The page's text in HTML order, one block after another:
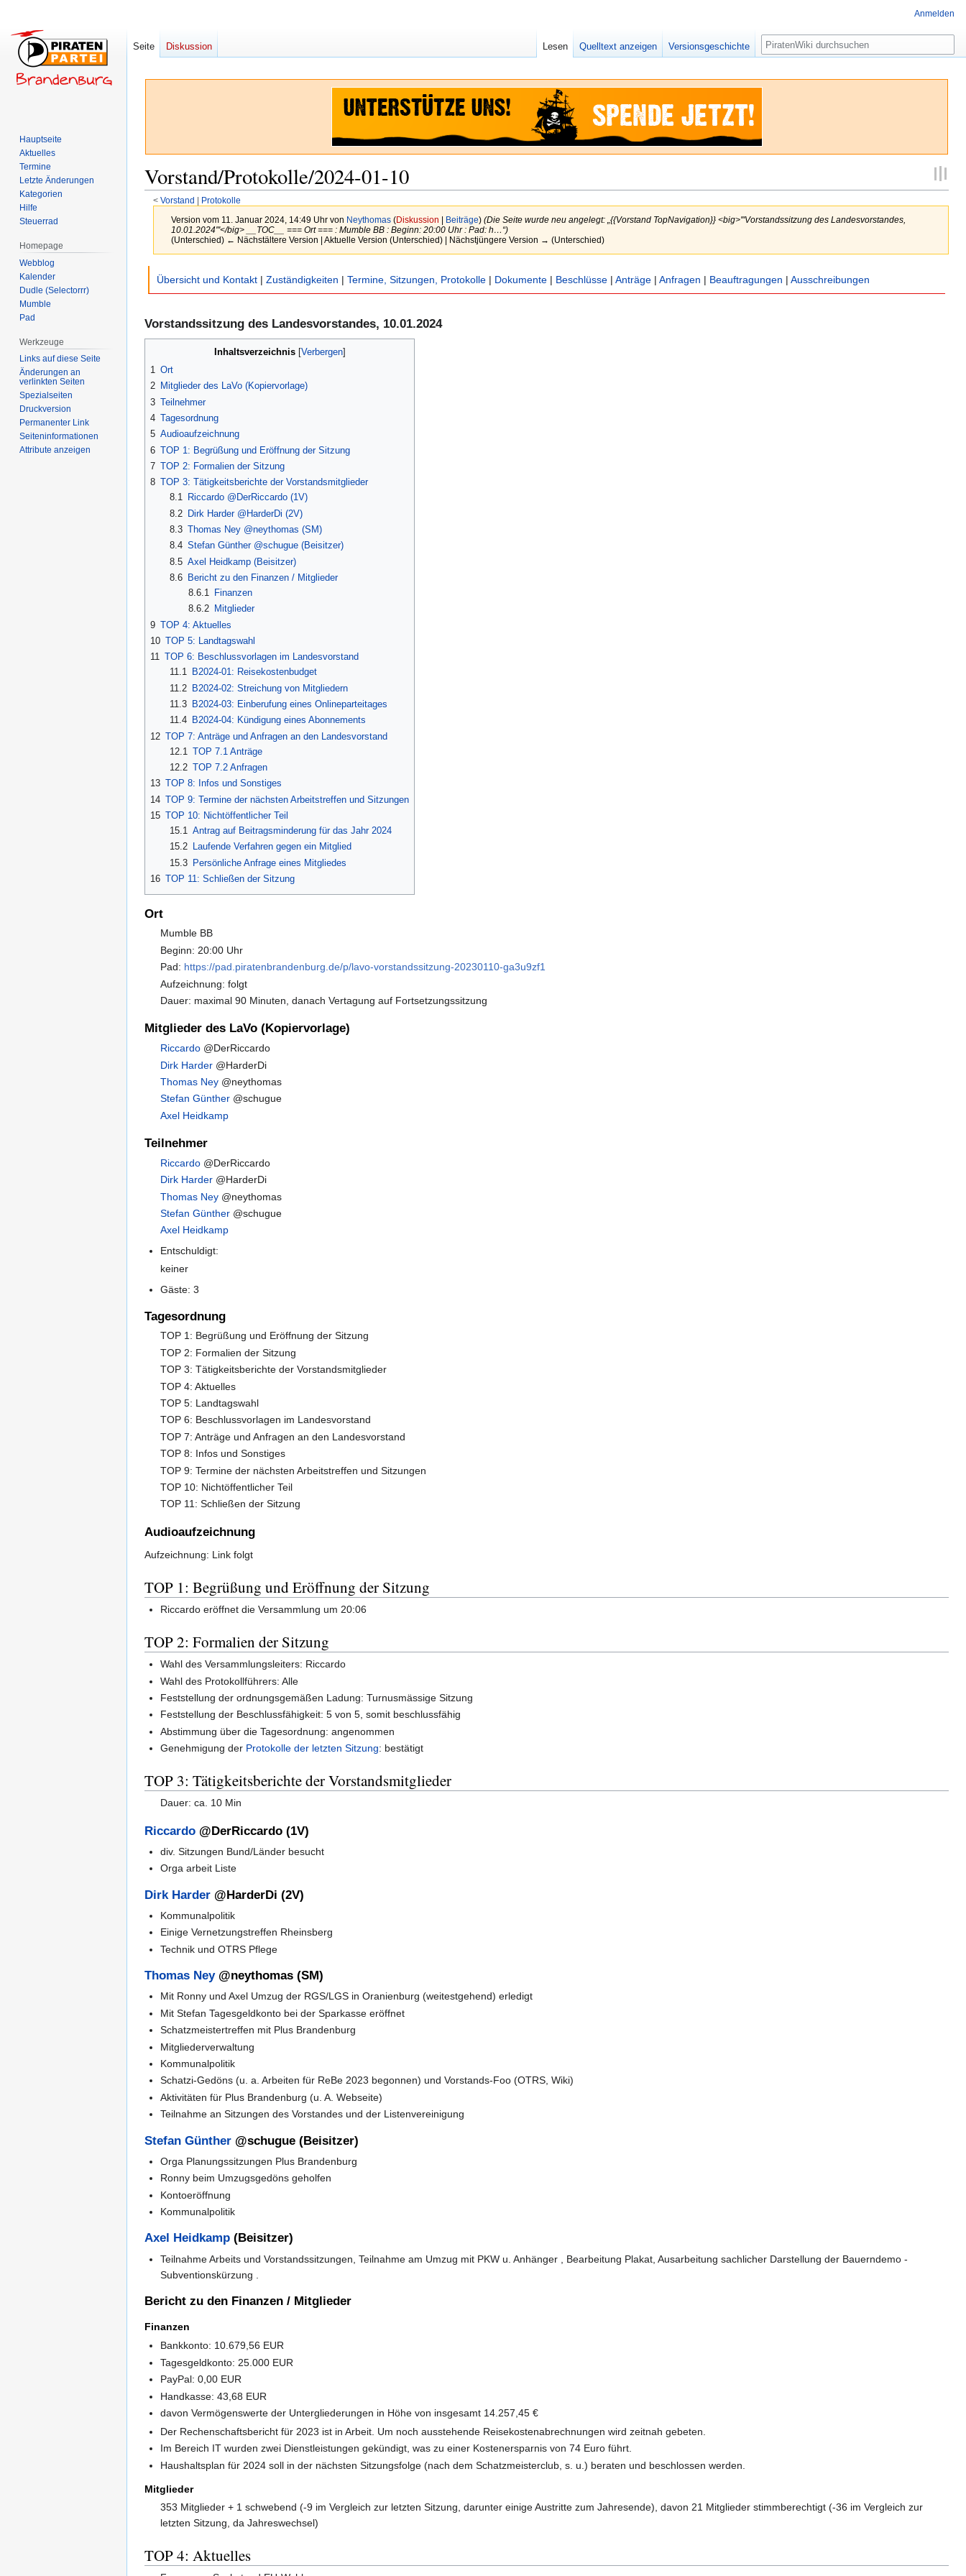
Vorstand/Protokolle/2024-01-10
< Vorstand ‎ | Protokolle
Version vom 11. Januar 2024, 14:49 Uhr von Neythomas (Diskussion | Beiträge) (Die Seite wurde neu angelegt: „{{Vorstand TopNavigation}} <big>'''Vorstandssitzung des Landesvorstandes,
10.01.2024'''</big> __TOC__ === Ort === : Mumble BB : Beginn: 20:00 Uhr : Pad: h…“)
(Unterschied) ← Nächstältere Version | Aktuelle Version (Unterschied) | Nächstjüngere Version → (Unterschied)
Zur
Zur
Übersicht und Kontakt | Zuständigkeiten | Termine, Sitzungen, Protokolle | Dokumente | Beschlüsse | Anträge | Anfragen | Beauftragungen | Ausschreibungen
Vorstandssitzung des Landesvorstandes, 10.01.2024
Inhaltsverzeichnis
1 Ort
2 Mitglieder des LaVo (Kopiervorlage)
3 Teilnehmer
4 Tagesordnung
5 Audioaufzeichnung
6 TOP 1: Begrüßung und Eröffnung der Sitzung
7 TOP 2: Formalien der Sitzung
8 TOP 3: Tätigkeitsberichte der Vorstandsmitglieder
8.1
Riccardo @DerRiccardo (1V)
8.2
Dirk Harder @HarderDi (2V)
8.3 Thomas Ney @neythomas (SM)
8.4 Stefan Günther @schugue (Beisitzer)
8.5 Axel Heidkamp (Beisitzer)
8.6
Bericht zu den Finanzen / Mitglieder
8.6.1 Finanzen
8.6.2 Mitglieder
9 TOP 4: Aktuelles
10 TOP 5: Landtagswahl
11 TOP 6: Beschlussvorlagen im Landesvorstand
11.1
B2024-01: Reisekostenbudget
11.2 B2024-02: Streichung von Mitgliedern
11.3
B2024-03: Einberufung eines Onlineparteitages
11.4
B2024-04: Kündigung eines Abonnements
12 TOP 7: Anträge und Anfragen an den Landesvorstand
12.1 TOP 7.1 Anträge
12.2 TOP 7.2 Anfragen
13 TOP 8: Infos und Sonstiges
14 TOP 9: Termine der nächsten Arbeitstreffen und Sitzungen
15 TOP 10: Nichtöffentlicher Teil
15.1 Antrag auf Beitragsminderung für das Jahr 2024
15.2
Laufende Verfahren gegen ein Mitglied
15.3 Persönliche Anfrage eines Mitgliedes
16 TOP 11: Schließen der Sitzung
Ort
Mumble BB
Beginn: 20:00 Uhr
Pad: https://pad.piratenbrandenburg.de/p/lavo-vorstandssitzung-20230110-ga3u9zf1
Aufzeichnung: folgt
Dauer: maximal 90 Minuten, danach Vertagung auf Fortsetzungssitzung
Mitglieder des LaVo (Kopiervorlage)
Riccardo @DerRiccardo
Dirk Harder @HarderDi
Thomas Ney @neythomas
Stefan Günther @schugue
Axel Heidkamp
Teilnehmer
Riccardo @DerRiccardo
Dirk Harder @HarderDi
Thomas Ney @neythomas
Stefan Günther @schugue
Axel Heidkamp
Entschuldigt:
keiner
Gäste: 3
Tagesordnung
TOP 1: Begrüßung und Eröffnung der Sitzung
TOP 2: Formalien der Sitzung
TOP 3: Tätigkeitsberichte der Vorstandsmitglieder
TOP 4: Aktuelles
TOP 5: Landtagswahl
TOP 6: Beschlussvorlagen im Landesvorstand
TOP 7: Anträge und Anfragen an den Landesvorstand
TOP 8: Infos und Sonstiges
TOP 9: Termine der nächsten Arbeitstreffen und Sitzungen
TOP 10: Nichtöffentlicher Teil
TOP 11: Schließen der Sitzung
Audioaufzeichnung
Aufzeichnung: Link folgt
TOP 1: Begrüßung und Eröffnung der Sitzung
Riccardo eröffnet die Versammlung um 20:06
TOP 2: Formalien der Sitzung
Wahl des Versammlungsleiters: Riccardo
Wahl des Protokollführers: Alle
Feststellung der ordnungsgemäßen Ladung: Turnusmässige Sitzung
Feststellung der Beschlussfähigkeit: 5 von 5, somit beschlussfähig
Abstimmung über die Tagesordnung: angenommen
Genehmigung der Protokolle der letzten Sitzung: bestätigt
TOP 3: Tätigkeitsberichte der Vorstandsmitglieder
Dauer: ca. 10 Min
Riccardo @DerRiccardo (1V)
div. Sitzungen Bund/Länder besucht
Orga arbeit Liste
Dirk Harder @HarderDi (2V)
Kommunalpolitik
Einige Vernetzungstreffen Rheinsberg
Technik und OTRS Pflege
Thomas Ney@neythomas (SM)
Mit Ronny und Axel Umzug der RGS/LGS in Oranienburg (weitestgehend) erledigt
Mit Stefan Tagesgeldkonto bei der Sparkasse eröffnet
Schatzmeistertreffen mit Plus Brandenburg
Mitgliederverwaltung
Kommunalpolitik
Schatzi-Gedöns (u. a. Arbeiten für ReBe 2023 begonnen) und Vorstands-Foo (OTRS, Wiki)
Aktivitäten für Plus Brandenburg (u. A. Webseite)
Teilnahme an Sitzungen des Vorstandes und der Listenvereinigung
Stefan Günther @schugue (Beisitzer)
Orga Planungssitzungen Plus Brandenburg
Ronny beim Umzugsgedöns geholfen
Kontoeröffnung
Kommunalpolitik
Axel Heidkamp (Beisitzer)
Teilnahme Arbeits und Vorstandssitzungen, Teilnahme am Umzug mit PKW u. Anhänger , Bearbeitung Plakat, Ausarbeitung sachlicher Darstellung der Bauerndemo -
Subventionskürzung .
Bericht zu den Finanzen / Mitglieder
Finanzen
Bankkonto: 10.679,56 EUR
Tagesgeldkonto: 25.000 EUR
PayPal: 0,00 EUR
Handkasse: 43,68 EUR
davon Vermögenswerte der Untergliederungen in Höhe von insgesamt 14.257,45 €
Der Rechenschaftsbericht für 2023 ist in Arbeit. Um noch ausstehende Reisekostenabrechnungen wird zeitnah gebeten.
Im Bereich IT wurden zwei Dienstleistungen gekündigt, was zu einer Kostenersparnis von 74 Euro führt.
Haushaltsplan für 2024 soll in der nächsten Sitzungsfolge (nach dem Schatzmeisterclub, s. u.) beraten und beschlossen werden.
Mitglieder
353 Mitglieder + 1 schwebend (-9 im Vergleich zur letzten Sitzung, darunter einige Austritte zum Jahresende), davon 21 Mitglieder stimmberechtigt (-36 im Vergleich zur
letzten Sitzung, da Jahreswechsel)
TOP 4: Aktuelles
Anmelden
Seite Diskussion Lesen Quelltext anzeigen Versionsgeschichte Suche
Hauptseite
Aktuelles
Termine
Letzte Änderungen
Kategorien
Hilfe
Steuerrad
Homepage
Webblog
Kalender
Dudle (Selectorrr)
Mumble
Pad
Werkzeuge
Links auf diese Seite
Änderungen an
verlinkten Seiten
Spezialseiten
Druckversion
Permanenter Link
Seiten­­informationen
Attribute anzeigen